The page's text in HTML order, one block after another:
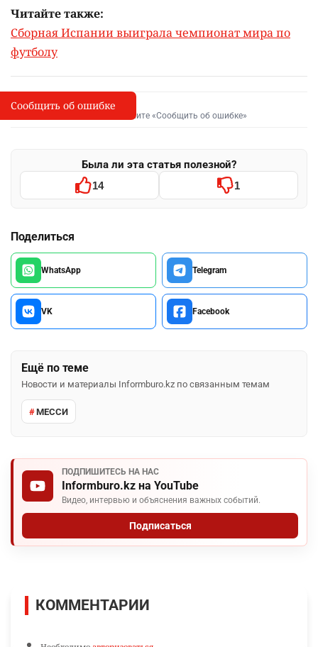
Читайте также:
Сборная Испании выиграла чемпионат мира по
футболу
I
Сообщить об опечатке
Выделите фрагмент и нажмите «Сообщить об ошибке»
Была ли эта статья полезной?
14 1
Поделиться
WhatsApp Telegram
VK Facebook
Ещё по теме
Новости и материалы Informburo.kz по связанным темам
МЕССИ
ПОДПИШИТЕСЬ НА НАС
Informburo.kz на YouTube
Видео, интервью и объяснения важных событий.
Подписаться
Сообщить об ошибке
КОММЕНТАРИИ